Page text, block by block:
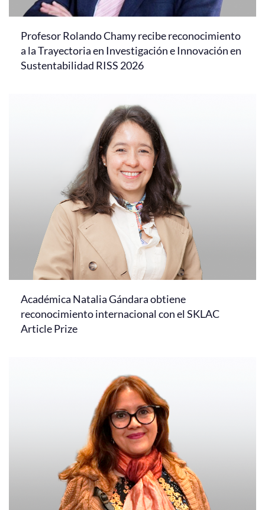
Profesor Rolando Chamy recibe reconocimiento
a la Trayectoria en Investigación e Innovación en
Sustentabilidad RISS 2026
Académica Natalia Gándara obtiene
reconocimiento internacional con el SKLAC
Article Prize